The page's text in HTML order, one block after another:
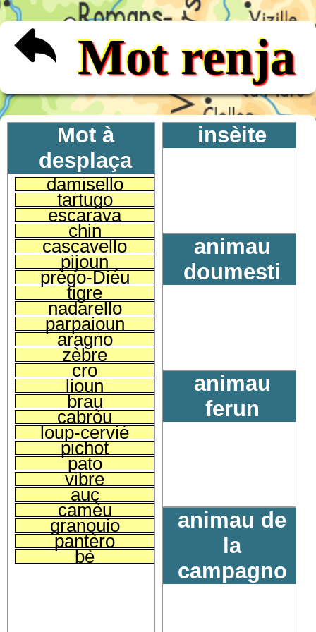
Mot renja
Mot à
desplaça
damisello
tartugo
escarava
chin
cascavello
pijoun
prègo-Diéu
tigre
nadarello
parpaioun
aragno
zèbre
cro
lioun
brau
cabròu
loup-cervié
pichot
pato
vibre
auc
camèu
granouio
pantèro
bè
insèite
animau
doumesti
animau
ferun
animau de
la
campagno